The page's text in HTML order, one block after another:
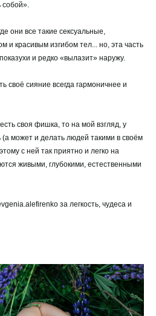
собой».
они все такие сексуальные,
и красивым изгибом тел... но, эта часть
и редко «вылазит» наружу.
своё сияние всегда гармоничнее и
своя фишка, то на мой взгляд, у
может и делать людей такими в своём
с ней так приятно и легко на
живыми, глубокими, естественными
за легкость, чудеса и